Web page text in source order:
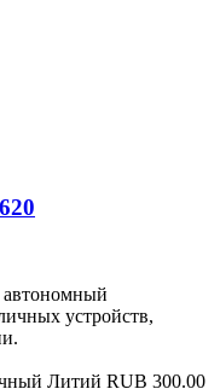
автономный
устройств,
Литий RUB 300.00